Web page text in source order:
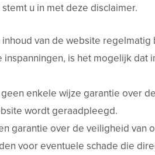
u in met deze disclaimer.
van de website
is het mogelijk dat
enkele wijze garantie over
wordt geraadpleegd.
garantie over de veiligheid van
voor eventuele schade die